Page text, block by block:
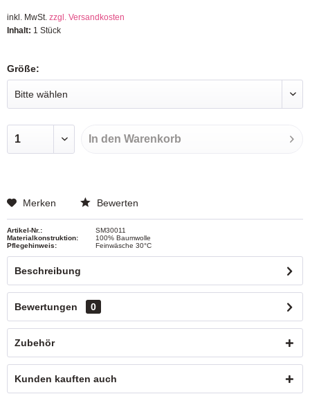
inkl. MwSt. zzgl. Versandkosten
Inhalt: 1 Stück
Größe:
In den Warenkorb
Merken Bewerten
Artikel-Nr.:
SM30011
Materialkonstruktion:
100% Baumwolle
Pflegehinweis:
Feinwäsche 30°C
Beschreibung
Bewertungen 0
Zubehör
Kunden kauften auch